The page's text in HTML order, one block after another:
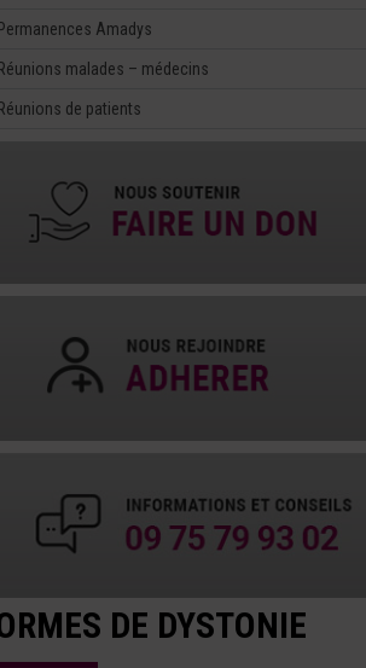
Amadys
malades – médecins
de patients
DE DYSTONIE